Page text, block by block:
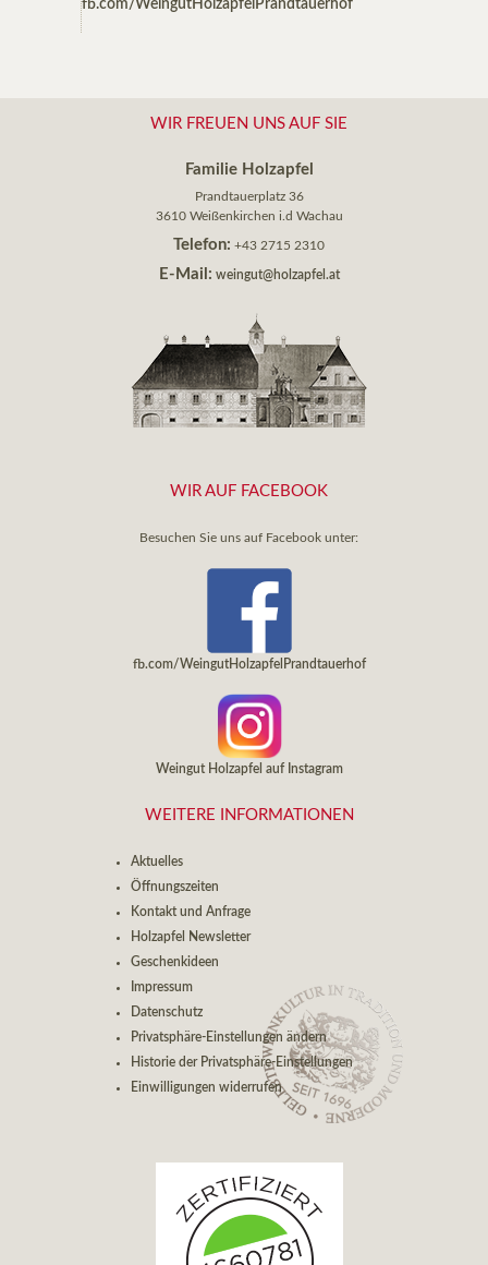
fb.com/WeingutHolzapfelPrandtauerhof
WIR FREUEN UNS AUF SIE
Familie Holzapfel
Prandtauerplatz 36
3610 Weißenkirchen i.d Wachau
Telefon: +43 2715 2310
E-Mail: weingut@holzapfel.at
WIR AUF FACEBOOK
Besuchen Sie uns auf Facebook unter:
fb.com/WeingutHolzapfelPrandtauerhof
Weingut Holzapfel auf Instagram
WEITERE INFORMATIONEN
Aktuelles
Öffnungszeiten
Kontakt und Anfrage
Holzapfel Newsletter
Geschenkideen
Impressum
Datenschutz
Privatsphäre-Einstellungen ändern
Historie der Privatsphäre-Einstellungen
Einwilligungen widerrufen